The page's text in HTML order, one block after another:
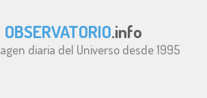
OBSERVATORIO.info
diaria del Universo desde 1995